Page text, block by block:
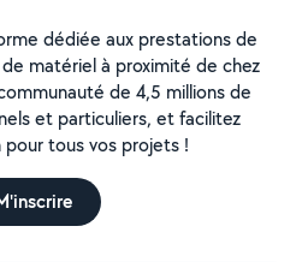
dédiée aux prestations de
matériel à proximité de chez
de 4,5 millions de
et particuliers, et facilitez
tous vos projets !